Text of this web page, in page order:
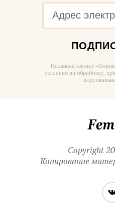
Нажимая кнопку
согласие на обработку,
Copyright
Копирование